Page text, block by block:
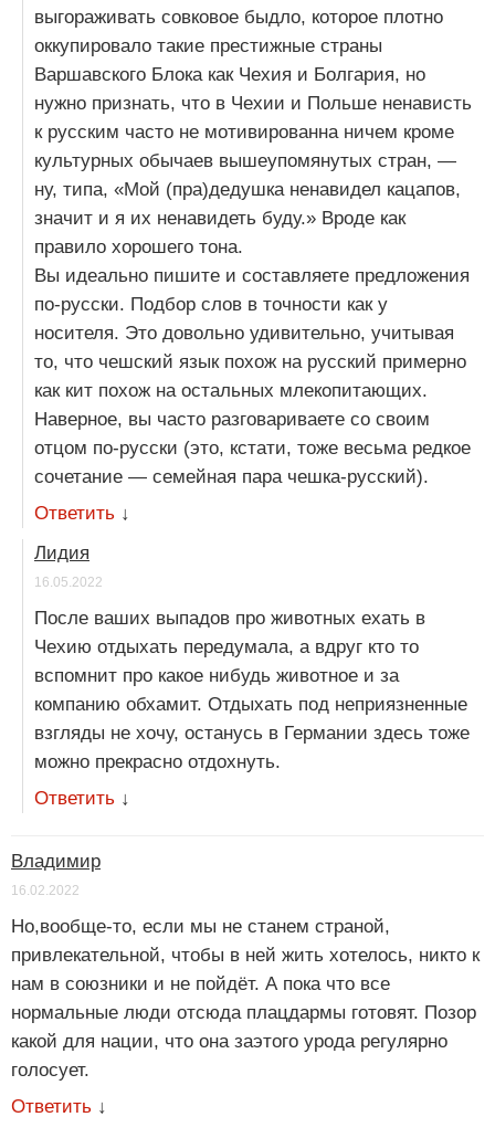
выгораживать совковое быдло, которое плотно
оккупировало такие престижные страны
Варшавского Блока как Чехия и Болгария, но
нужно признать, что в Чехии и Польше ненависть
к русским часто не мотивированна ничем кроме
культурных обычаев вышеупомянутых стран, —
ну, типа, «Мой (пра)дедушка ненавидел кацапов,
значит и я их ненавидеть буду.» Вроде как
правило хорошего тона.
Вы идеально пишите и составляете предложения
по-русски. Подбор слов в точности как у
носителя. Это довольно удивительно, учитывая
то, что чешский язык похож на русский примерно
как кит похож на остальных млекопитающих.
Наверное, вы часто разговариваете со своим
отцом по-русски (это, кстати, тоже весьма редкое
сочетание — семейная пара чешка-русский).
Ответить ↓
Лидия
16.05.2022
После ваших выпадов про животных ехать в
Чехию отдыхать передумала, а вдруг кто то
вспомнит про какое нибудь животное и за
компанию обхамит. Отдыхать под неприязненные
взгляды не хочу, останусь в Германии здесь тоже
можно прекрасно отдохнуть.
Ответить ↓
Владимир
16.02.2022
Но,вообще-то, если мы не станем страной,
привлекательной, чтобы в ней жить хотелось, никто к
нам в союзники и не пойдёт. А пока что все
нормальные люди отсюда плацдармы готовят. Позор
какой для нации, что она заэтого урода регулярно
голосует.
Ответить ↓